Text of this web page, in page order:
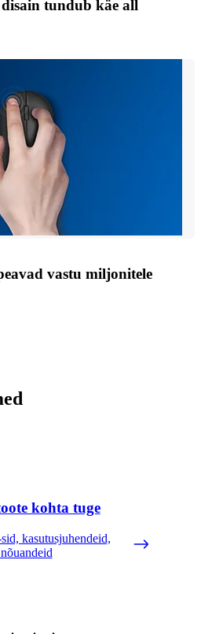
tundub käe all
vastu miljonitele
kohta tuge
kasutusjuhendeid,